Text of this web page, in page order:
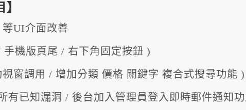
UI介面改善
機版頁尾 / 右下角固定按鈕 )
窗調用 / 增加分類 價格 關鍵字 複合式搜尋功能 )
有已知漏洞 / 後台加入管理員登入即時郵件通知